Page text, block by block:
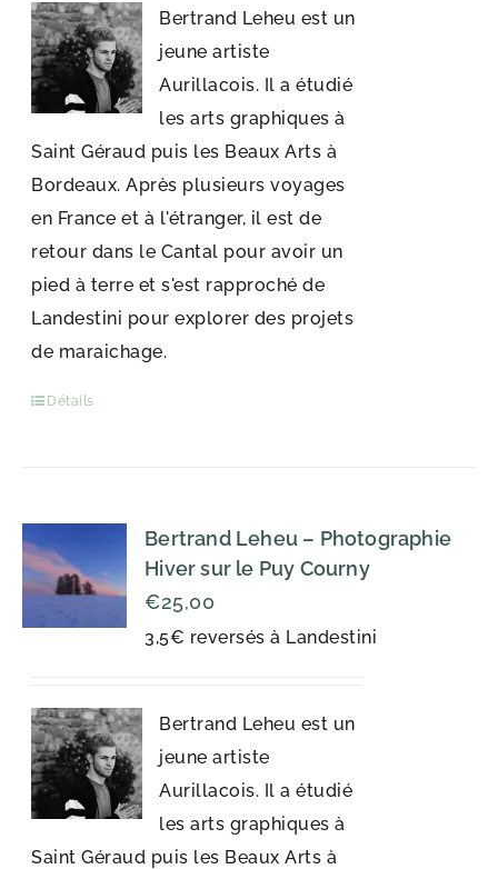
Bertrand Leheu est un
jeune artiste
Aurillacois. Il a étudié
les arts graphiques à
Saint Géraud puis les Beaux Arts à
Bordeaux. Après plusieurs voyages
en France et à l'étranger, il est de
retour dans le Cantal pour avoir un
pied à terre et s'est rapproché de
Landestini pour explorer des projets
de maraichage.
Détails
Bertrand Leheu – Photographie
Hiver sur le Puy Courny
3,5€ reversés à Landestini
€25,00
Bertrand Leheu est un
jeune artiste
Aurillacois. Il a étudié
les arts graphiques à
Saint Géraud puis les Beaux Arts à